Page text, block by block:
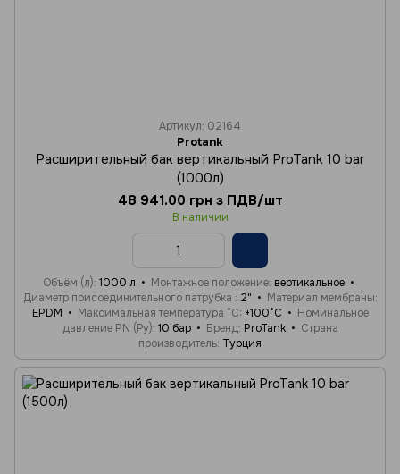
Артикул: 02164
Protank
Расширительный бак вертикальный ProTank 10 bar
(1000л)
48 941.00 грн з ПДВ/шт
В наличии
Объём (л) 1000 л Монтажное положение вертикальное
Диаметр присоединительного патрубка
2"
Материал мембраны
EPDM
Максимальная температура °C +100°C
Номинальное
давление PN (Ру) 10 бар Бренд ProTank
Страна
производитель Турция